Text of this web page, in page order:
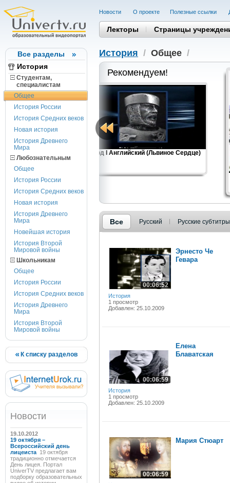
Все разделы
История
Студентам,
cпециалистам
Общее
История России
История Средних веков
Новая история
История Древнего
Мира
Любознательным
Общее
История России
История Средних веков
Новая история
История Древнего
Мира
Новейшая история
История Второй
Мировой войны
Школьникам
Общее
История России
История Средних веков
История Древнего
Мира
История Второй
Мировой войны
К списку разделов
Новости
19.10.2012
19 октября –
Всероссийский день
лицеиста 19 октября
традиционно отмечается
День лицея. Портал
UniverTV предлагает вам
подборку образовательных
Новости О проекте Полезные cсылки
Лекторы Страницы
История / Общее /
Рекомендуем!
Ричард I Английский (Львиное Сердце)
Все Русский Русские субтитры
00:06:52
История
1 просмотр
Добавлен: 25.10.2009
Эрнесто Че
Гевара
00:06:59
История
1 просмотр
Добавлен: 25.10.2009
Елена
Блаватская
00:06:59
Мария Стюарт